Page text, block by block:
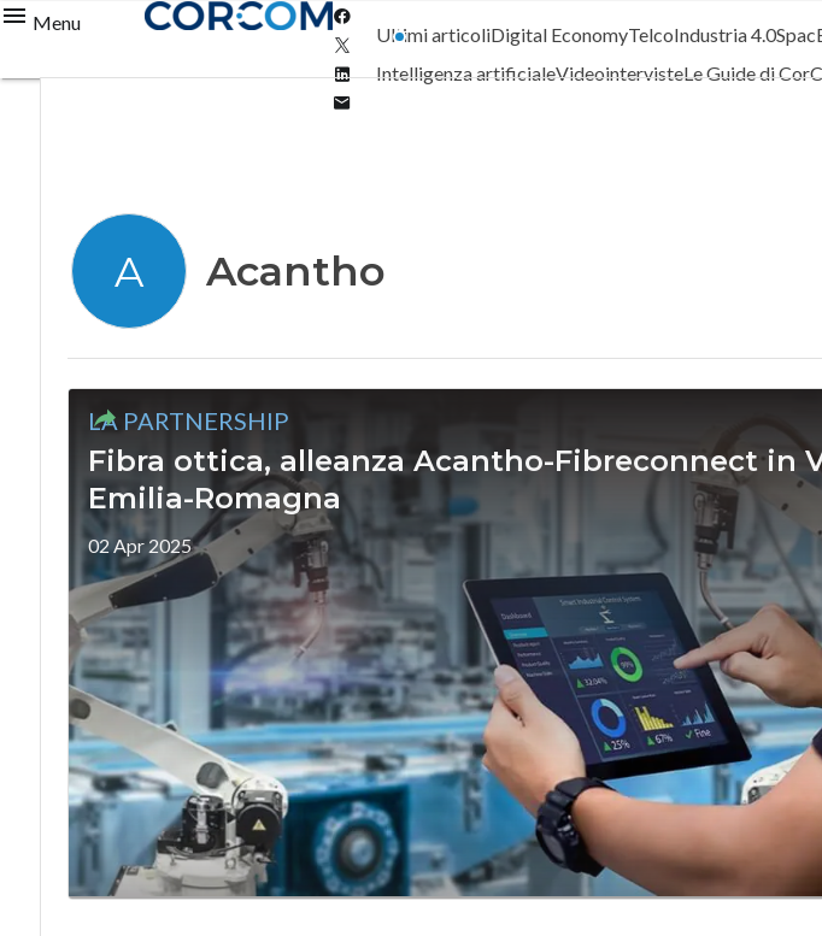
Menu
Twitter
Linkedin
Ultimi articoliDigital EconomyTelcoIndustria 4.0
Intelligenza artificialeVideointervisteLe Guide di
A Acantho
LA PARTNERSHIP
Fibra ottica, alleanza Acantho-Fibreconnect in
Emilia-Romagna
02 Apr 2025